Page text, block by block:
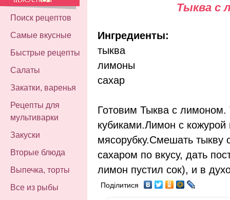
Поиск рецептов
Самые вкусные
Быстрые рецепты
Салаты
Закатки, варенья
Рецепты для
мультиварки
Закуски
Вторые блюда
Выпечка, торты
Все из рыбы
Тыква с
Ингредиенты:
тыква
лимоны
сахар
Готовим Тыква с лимоном.
кубиками.Лимон с кожурой
мясорубку.Смешать тыкву
сахаром по вкусу, дать
лимон пустил сок), и в
Поділитися